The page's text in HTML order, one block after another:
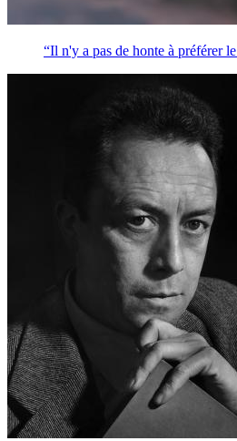
“Il n'y a pas de honte à préférer le